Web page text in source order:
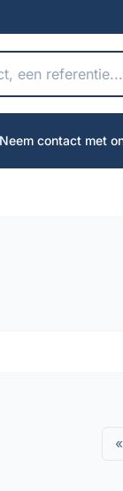
Neem contact met
«